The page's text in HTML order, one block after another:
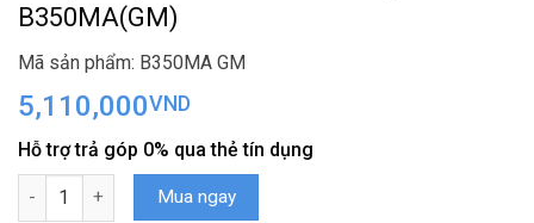
B350MA(GM)
Mã sản phẩm: B350MA GM
5,110,000VND
Hỗ trợ trả góp 0% qua thẻ tín dụng
Tủ lạnh Aqua Inverter 292 lít AQR-B350MA(GM) số lượng
Mua ngay